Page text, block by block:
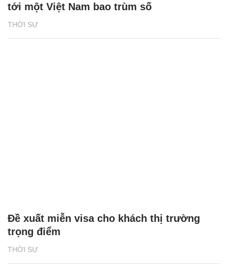
THỜI SỰ
tới một Việt Nam bao trùm số
THỜI SỰ
Đề xuất miễn visa cho khách thị trường
trọng điểm